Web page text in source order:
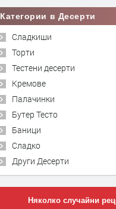
Категории в Десерти
Сладкиши
Торти
Тестени десерти
Кремове
Палачинки
Бутер Тесто
Баници
Сладко
Други Десерти
Няколко случайни